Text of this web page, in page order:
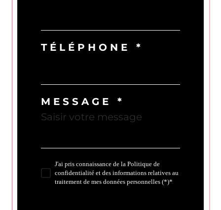
TÉLÉPHONE *
MESSAGE *
J'ai pris connaissance de la Politique de
confidentialité et des informations relatives au
traitement de mes données personnelles (*)*